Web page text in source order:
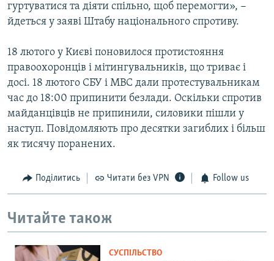
гуртуватися та діяти спільно, щоб перемогти», −
йдеться у заяві Штабу національного спротиву.
18 лютого у Києві поновилося протистояння
правоохоронців і мітингувальників, що триває і
досі. 18 лютого СБУ і МВС дали протестувальникам
час до 18:00 припинити безлади. Оскільки спротив
майданцівців не припинили, силовики пішли у
наступ. Повідомляють про десятки загиблих і більш
як тисячу поранених.
Поділитись Читати без VPN Follow us
Читайте також
СУСПІЛЬСТВО